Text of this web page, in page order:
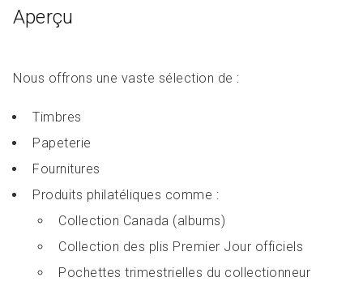
Aperçu
Nous offrons une vaste sélection de :
Timbres
Papeterie
Fournitures
Produits philatéliques comme :
Collection Canada (albums)
Collection des plis Premier Jour officiels
Pochettes trimestrielles du collectionneur